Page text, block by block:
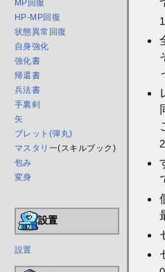
MP回復
HP-MP回復
状態異常回復
自身強化
強化書
帰還書
兵法書
手裏剣
矢
ブレット(弾丸)
マスタリー(スキルブック)
包み
変身
設置
設置